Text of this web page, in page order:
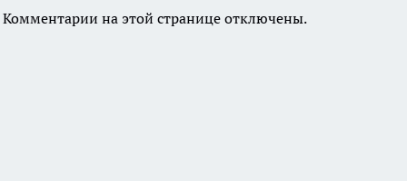
Комментарии на этой странице отключены.